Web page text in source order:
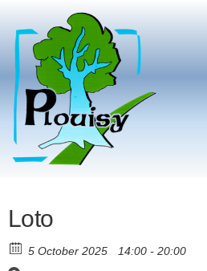
de
Loto
5 October 2025 14:00 - 20:00